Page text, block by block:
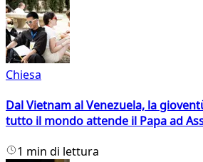
Chiesa
Dal Vietnam al Venezuela, la
tutto il mondo attende il Papa ad
1 min di lettura